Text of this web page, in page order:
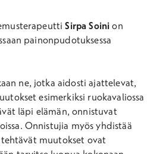
Sirpa Soini on
painonpudotuksessa
ne, jotka aidosti ajattelevat,
esimerkiksi ruokavaliossa
läpi elämän, onnistuvat
Onnistujia myös yhdistää
muutokset ovat